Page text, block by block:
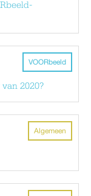
VOORbeeld
2020?
Algemeen